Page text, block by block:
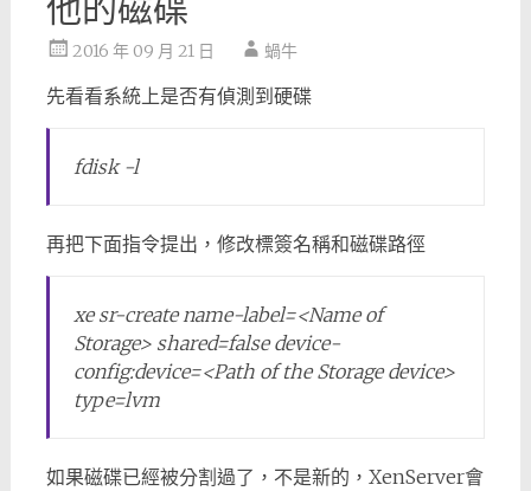
他的磁碟
2016 年 09 月 21 日 蝸牛
先看看系統上是否有偵測到硬碟
fdisk -l
再把下面指令提出，修改標簽名稱和磁碟路徑
xe sr-create name-label=<Name of
Storage> shared=false device-
config:device=<Path of the Storage device>
type=lvm
如果磁碟已經被分割過了，不是新的，XenServer會